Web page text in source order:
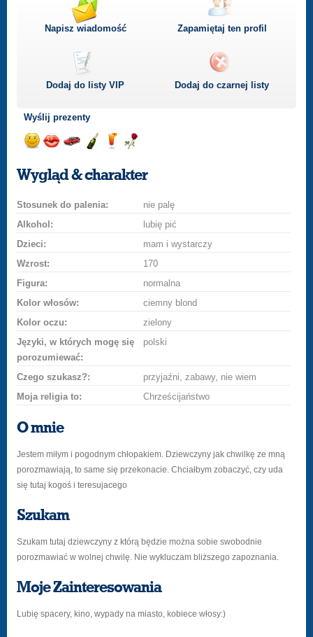
Napisz wiadomość Zapamiętaj ten profil
Dodaj do listyVIP Dodaj do czarnej listy
Wyślij prezenty
uśmiech
buziakasamochodem
szampana
drinka
różę
Wygląd & charakter
Stosunek do palenia:
nie palę
Alkohol:
lubię pić
Dzieci:
mam i wystarczy
Wzrost:
170
Figura:
normalna
Kolor włosów:
ciemny blond
Kolor oczu:
zielony
Języki, w których mogę się
porozumiewać:
polski
Czego szukasz?:
przyjaźni, zabawy, nie wiem
Moja religia to:
Chrześcijaństwo
O mnie
Jestem miłym i pogodnym chłopakiem. Dziewczyny jak chwilkę ze mną
porozmawiają, to same się przekonacie. Chciałbym zobaczyć, czy uda
się tutaj kogoś i teresujacego
Szukam
Szukam tutaj dziewczyny z którą będzie można sobie swobodnie
porozmawiać w wolnej chwilę. Nie wykluczam bliższego zapoznania.
Moje Zainteresowania
Lubię spacery, kino, wypady na miasto, kobiece włosy:)